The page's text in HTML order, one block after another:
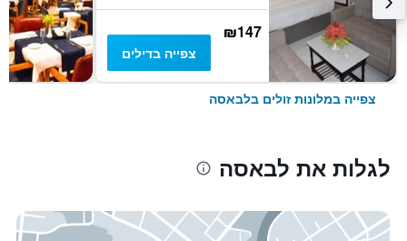
₪147
צפייה בדילים
צפייה במלונות זולים בלבאסה
לגלות את לבאסה